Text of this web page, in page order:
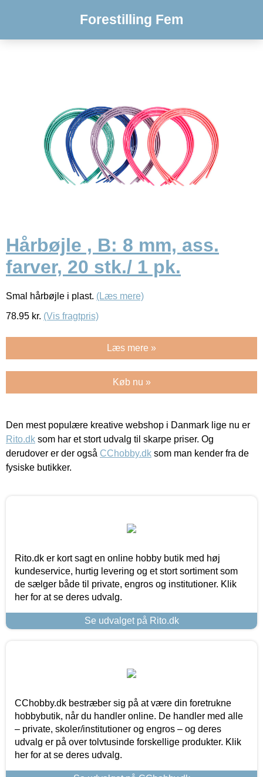
Forestilling Fem
Hårbøjle , B: 8 mm, ass.
farver, 20 stk./ 1 pk.
Smal hårbøjle i plast. (Læs mere)
78.95 kr. (Vis fragtpris)
Læs mere »
Køb nu »
Den mest populære kreative webshop i Danmark lige nu er
Rito.dk som har et stort udvalg til skarpe priser. Og
derudover er der også CChobby.dk som man kender fra de
fysiske butikker.
Rito.dk er kort sagt en online hobby butik med høj
kundeservice, hurtig levering og et stort sortiment som
de sælger både til private, engros og institutioner. Klik
her for at se deres udvalg.
Se udvalget på Rito.dk
CChobby.dk bestræber sig på at være din foretrukne
hobbybutik, når du handler online. De handler med alle
– private, skoler/institutioner og engros – og deres
udvalg er på over tolvtusinde forskellige produkter. Klik
her for at se deres udvalg.